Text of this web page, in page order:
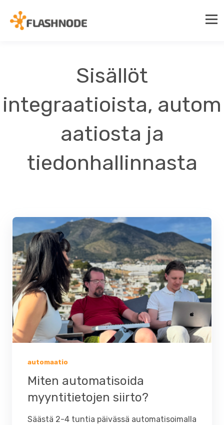
Sisällöt
integraatioista, autom
aatiosta ja
tiedonhallinnasta
automaatio
Miten automatisoida
myyntitietojen siirto?
Säästä 2-4 tuntia päivässä automatisoimalla